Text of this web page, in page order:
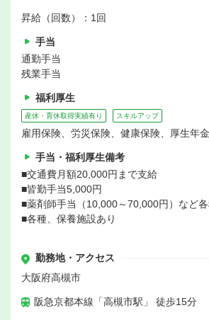
昇給（回数）：1回
手当
通勤手当
残業手当
福利厚生
産休・育休取得実績有り スキルアップ
雇用保険、労災保険、健康保険、厚生年
手当・福利厚生備考
■交通費月額20,000円まで支給
■皆勤手当5,000円
■薬剤師手当（10,000～70,000円）など
■各種、保養施設あり
勤務地・アクセス
大阪府高槻市
阪急京都本線「高槻市駅」 徒歩15分